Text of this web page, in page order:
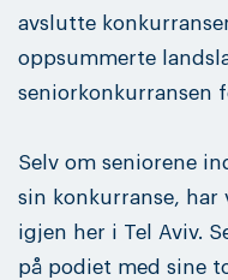
avslutte
oppsummerte
seniorkonkurransen
Selv om seniorene
sin konkurranse,
igjen her i Tel Aviv.
på podiet med sine